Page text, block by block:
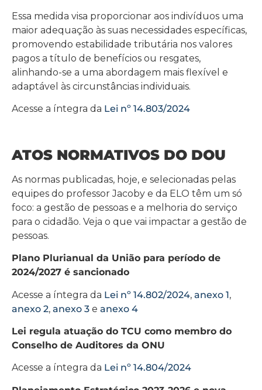
Essa medida visa proporcionar aos indivíduos uma
maior adequação às suas necessidades específicas,
promovendo estabilidade tributária nos valores
pagos a título de benefícios ou resgates,
alinhando-se a uma abordagem mais flexível e
adaptável às circunstâncias individuais.
Acesse a íntegra da Lei nº 14.803/2024
ATOS NORMATIVOS DO DOU
As normas publicadas, hoje, e selecionadas pelas
equipes do professor Jacoby e da ELO têm um só
foco: a gestão de pessoas e a melhoria do serviço
para o cidadão. Veja o que vai impactar a gestão de
pessoas.
Plano Plurianual da União para período de
2024/2027 é sancionado
Acesse a íntegra da Lei nº 14.802/2024, anexo 1,
anexo 2, anexo 3 e anexo 4
Lei regula atuação do TCU como membro do
Conselho de Auditores da ONU
Acesse a íntegra da Lei nº 14.804/2024